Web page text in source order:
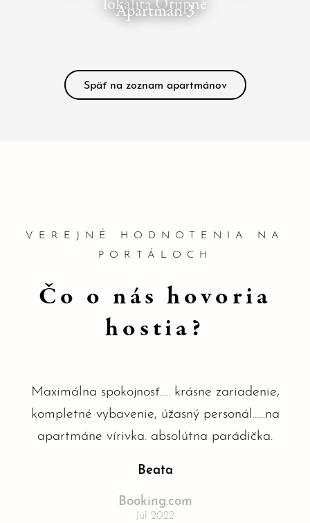
Apartmán 3
Späť na zoznam apartmánov
VEREJNÉ HODNOTENIA NA
PORTÁLOCH
Čo o nás hovoria
hostia?
Maximálna spokojnosť..... krásne zariadenie,
kompletné vybavenie, úžasný personál......na
apartmáne vírivka. absolútna parádička.
Beata
Booking.com
Júl 2022